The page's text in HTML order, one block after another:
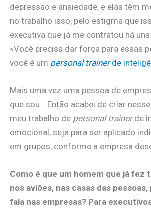
depressão e ansiedade, e elas têm
no trabalho isso, pelo estigma que
executiva que já me contratou há
«Você precisa dar força para essas
você é um personal trainerde
Mais uma vez uma pessoa de
que sou… Então acabei de criar
meu trabalho de personal trainerde
emocional, seja para ser aplicado
em grupos, conforme a empresa
Como é que um homem que já fez
nos aviões, nas casas das
fala nas empresas? Para